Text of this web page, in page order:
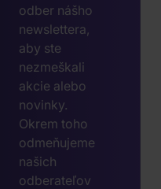
odber nášho
newslettera,
aby ste
nezmeškali
akcie alebo
novinky.
Okrem toho
odmeňujeme
našich
odberateľov